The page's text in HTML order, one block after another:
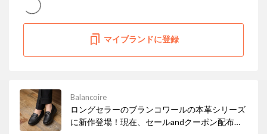
マイブランドに登録
Balancoire
ロングセラーのブランコワールの本革シリーズ
に新作登場！現在、セールandクーポン配布